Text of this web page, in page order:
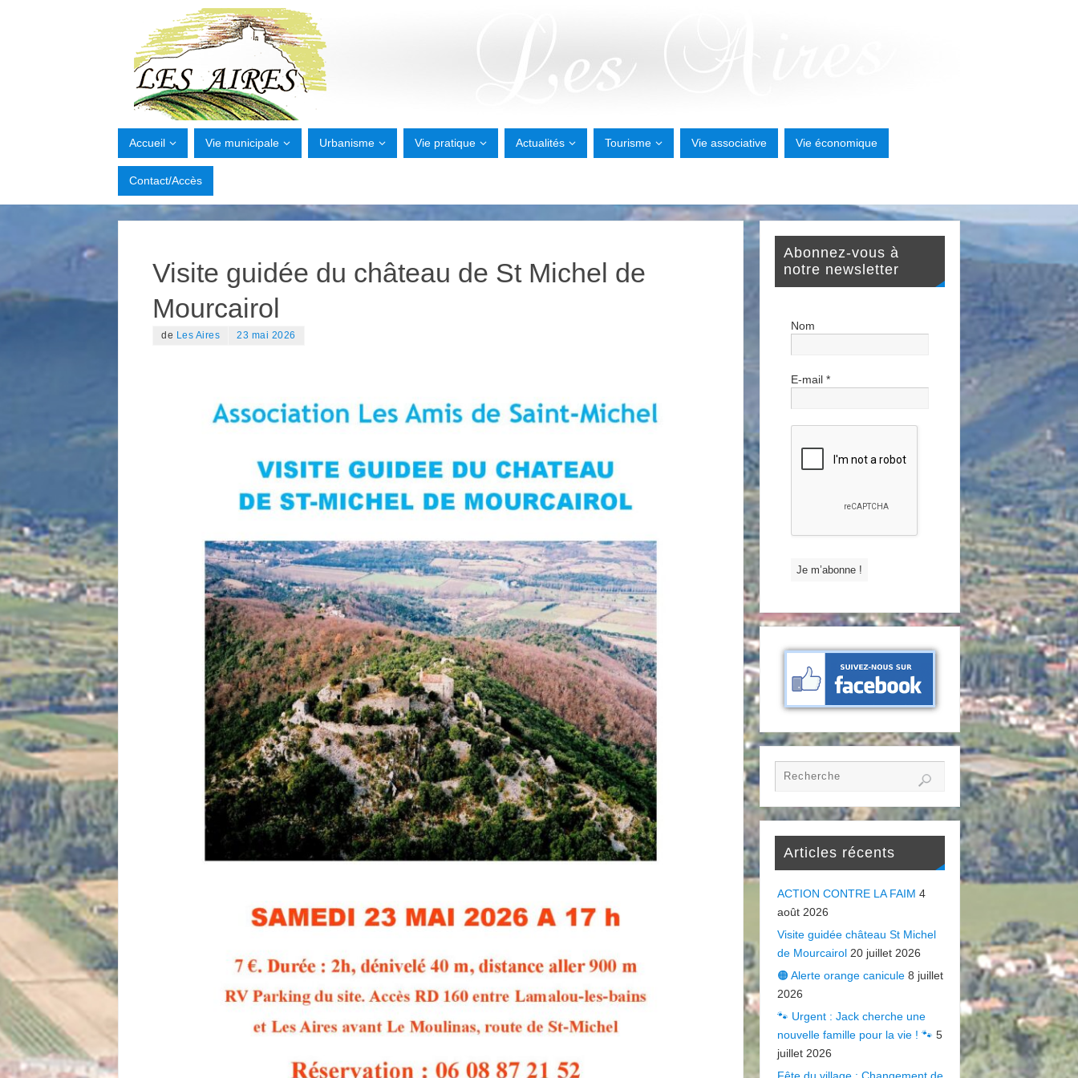
Accueil Vie municipale Urbanisme Vie pratique Actualités Tourisme Vie associative Vie économique
Contact/Accès
Visite guidée du château de St Michel de
Mourcairol
de Les Aires 23 mai 2026
Abonnez-vous à
notre newsletter
Nom
E-mail*
Articles récents
ACTION CONTRE LA FAIM 4
août 2026
Visite guidée château St Michel
de Mourcairol 20 juillet 2026
🟠 Alerte orange canicule 8 juillet
2026
🐾 Urgent : Jack cherche une
nouvelle famille pour la vie ! 🐾 5
juillet 2026
Fête du village : Changement de